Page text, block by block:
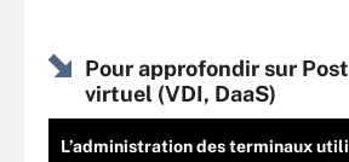
Pour approfondir sur
virtuel (VDI, DaaS)
L’administration des terminaux